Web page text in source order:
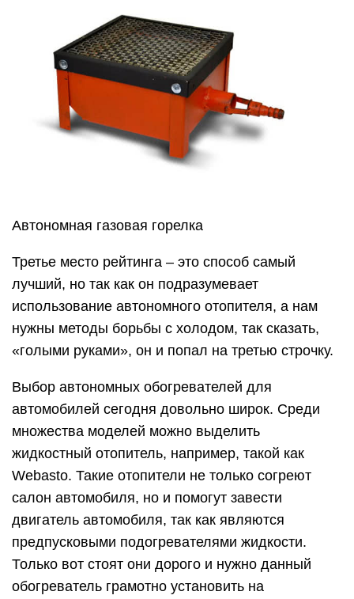
Автономная газовая горелка
Третье место рейтинга – это способ самый
лучший, но так как он подразумевает
использование автономного отопителя, а нам
нужны методы борьбы с холодом, так сказать,
«голыми руками», он и попал на третью строчку.
Выбор автономных обогревателей для
автомобилей сегодня довольно широк. Среди
множества моделей можно выделить
жидкостный отопитель, например, такой как
Webasto. Такие отопители не только согреют
салон автомобиля, но и помогут завести
двигатель автомобиля, так как являются
предпусковыми подогревателями жидкости.
Только вот стоят они дорого и нужно данный
обогреватель грамотно установить на